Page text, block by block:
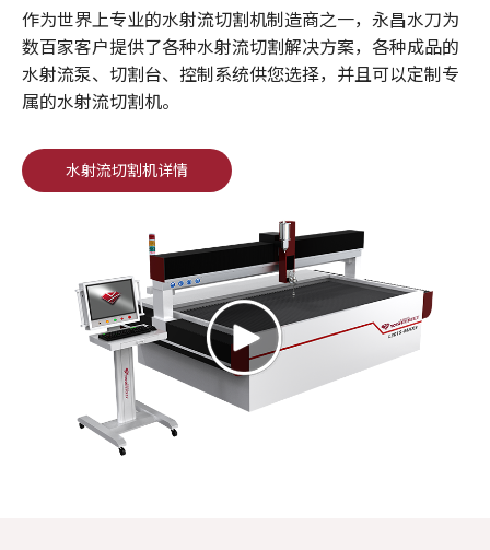
作为世界上专业的水射流切割机制造商之一，永昌水刀为
数百家客户提供了各种水射流切割解决方案，各种成品的
水射流泵、切割台、控制系统供您选择，并且可以定制专
属的水射流切割机。
水射流切割机详情